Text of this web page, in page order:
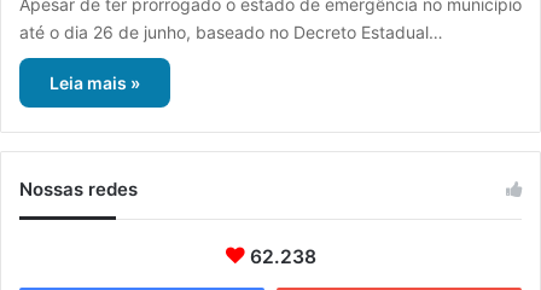
Apesar de ter prorrogado o estado de emergência no município
até o dia 26 de junho, baseado no Decreto Estadual…
Leia mais »
Nossas redes
62.238